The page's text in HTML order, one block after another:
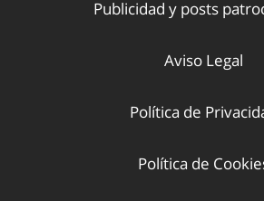
Publicidad y posts
Aviso Legal
Política de
Política de